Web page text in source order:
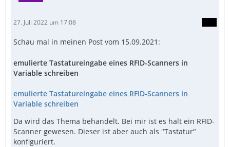
27. Juli 2022 um 17:08
Schau mal in meinen Post vom 15.09.2021:
emulierte Tastatureingabe eines RFID-Scanners in
Variable schreiben
emulierte Tastatureingabe eines RFID-Scanners in
Variable schreiben
Da wird das Thema behandelt. Bei mir ist es halt ein RFID-
Scanner gewesen. Dieser ist aber auch als "Tastatur"
konfiguriert.